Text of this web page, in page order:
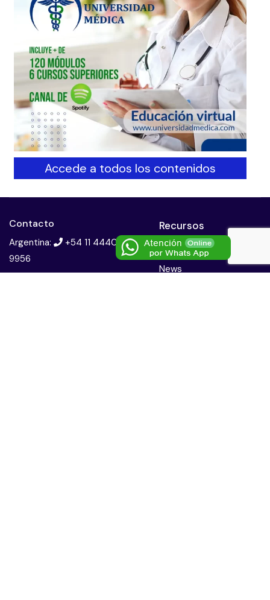
Accede a todos los contenidos
Contacto
Argentina:
+54 11 4440
9956
Recursos
Podcasts Spotify
News